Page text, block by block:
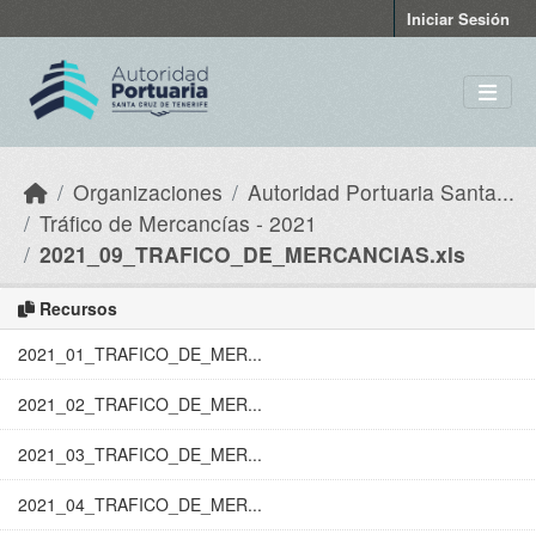
Iniciar Sesión
Organizaciones
Autoridad Portuaria Santa...
Tráfico de Mercancías - 2021
2021_09_TRAFICO_DE_MERCANCIAS.xls
Recursos
2021_01_TRAFICO_DE_MER...
2021_02_TRAFICO_DE_MER...
2021_03_TRAFICO_DE_MER...
2021_04_TRAFICO_DE_MER...